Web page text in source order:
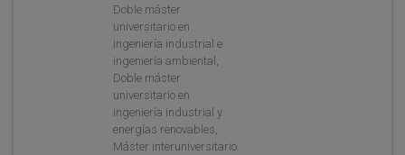
Doble máster
universitario en
ingeniería industrial e
ingeniería ambiental,
Doble máster
universitario en
ingeniería industrial y
energías renovables,
Máster interuniversitario